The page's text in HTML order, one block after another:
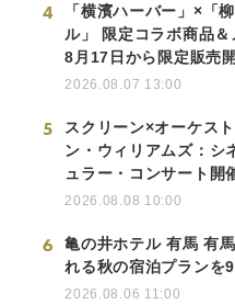
4
「横濱ハーバー」×「
ル」 限定コラボ商品
8月17日から限定販売
2026.08.07 13:00
5
スクリーン×オーケス
ン・ウィリアムズ：シ
ュラー・コンサート開
2026.08.08 10:00
6
亀の井ホテル 有馬 有
れる秋の宿泊プランを
2026.08.06 11:00